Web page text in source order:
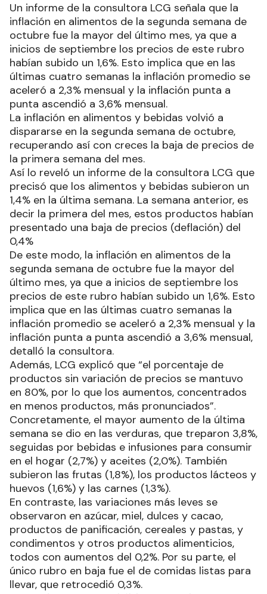
Un informe de la consultora LCG señala que la
inflación en alimentos de la segunda semana de
octubre fue la mayor del último mes, ya que a
inicios de septiembre los precios de este rubro
habían subido un 1,6%. Esto implica que en las
últimas cuatro semanas la inflación promedio se
aceleró a 2,3% mensual y la inflación punta a
punta ascendió a 3,6% mensual.
La inflación en alimentos y bebidas volvió a
dispararse en la segunda semana de octubre,
recuperando así con creces la baja de precios de
la primera semana del mes.
Así lo reveló un informe de la consultora LCG que
precisó que los alimentos y bebidas subieron un
1,4% en la última semana. La semana anterior, es
decir la primera del mes, estos productos habían
presentado una baja de precios (deflación) del
0,4%
De este modo, la inflación en alimentos de la
segunda semana de octubre fue la mayor del
último mes, ya que a inicios de septiembre los
precios de este rubro habían subido un 1,6%. Esto
implica que en las últimas cuatro semanas la
inflación promedio se aceleró a 2,3% mensual y la
inflación punta a punta ascendió a 3,6% mensual,
detalló la consultora.
Además, LCG explicó que “el porcentaje de
productos sin variación de precios se mantuvo
en 80%, por lo que los aumentos, concentrados
en menos productos, más pronunciados”.
Concretamente, el mayor aumento de la última
semana se dio en las verduras, que treparon 3,8%,
seguidas por bebidas e infusiones para consumir
en el hogar (2,7%) y aceites (2,0%). También
subieron las frutas (1,8%), los productos lácteos y
huevos (1,6%) y las carnes (1,3%).
En contraste, las variaciones más leves se
observaron en azúcar, miel, dulces y cacao,
productos de panificación, cereales y pastas, y
condimentos y otros productos alimenticios,
todos con aumentos del 0,2%. Por su parte, el
único rubro en baja fue el de comidas listas para
llevar, que retrocedió 0,3%.